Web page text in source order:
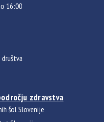
16:00
zdravstva
šol Slovenije